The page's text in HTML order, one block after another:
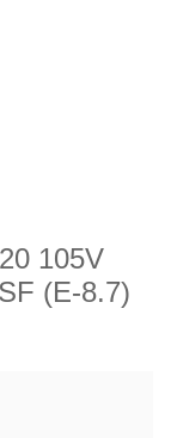
105V
(E-8.7)